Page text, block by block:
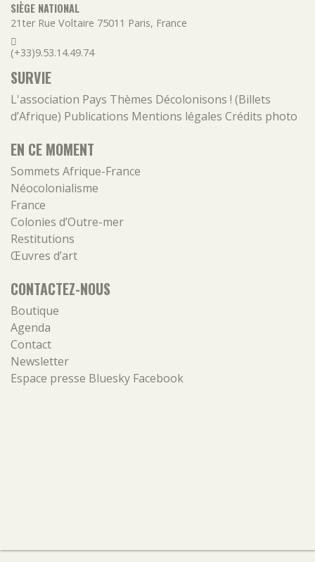
SIÈGE NATIONAL
21ter Rue Voltaire 75011 Paris, France
(+33)9.53.14.49.74
SURVIE
L'association Pays Thèmes Décolonisons ! (Billets
d’Afrique) Publications Mentions légales Crédits photo
EN CE MOMENT
Sommets Afrique-France
Néocolonialisme
France
Colonies d’Outre-mer
Restitutions
Œuvres d’art
CONTACTEZ-NOUS
Boutique
Agenda
Contact
Newsletter
Espace presse Bluesky Facebook